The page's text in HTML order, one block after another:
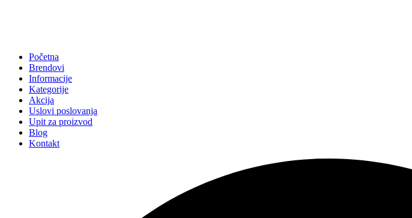
Početna
Brendovi
Informacije
Kategorije
Akcija
Uslovi poslovanja
Upit za proizvod
Blog
Kontakt